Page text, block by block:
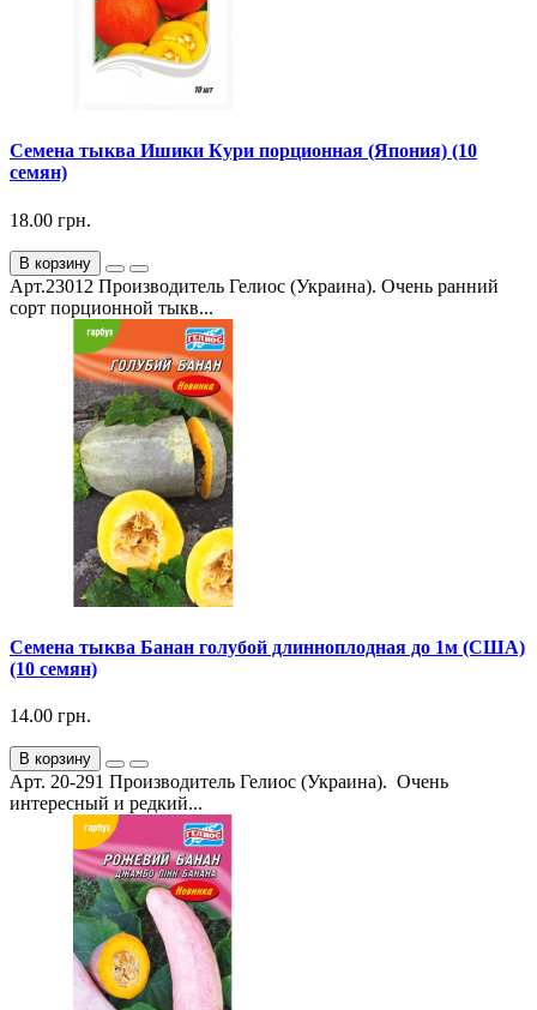
Семена тыква Ишики Кури порционная (Япония) (10
семян)
18.00 грн.
В корзину
Арт.23012 Производитель Гелиос (Украина). Очень ранний
сорт порционной тыкв...
Семена тыква Банан голубой длинноплодная до 1м (США)
(10 семян)
14.00 грн.
В корзину
Арт. 20-291 Производитель Гелиос (Украина). Очень
интересный и редкий...